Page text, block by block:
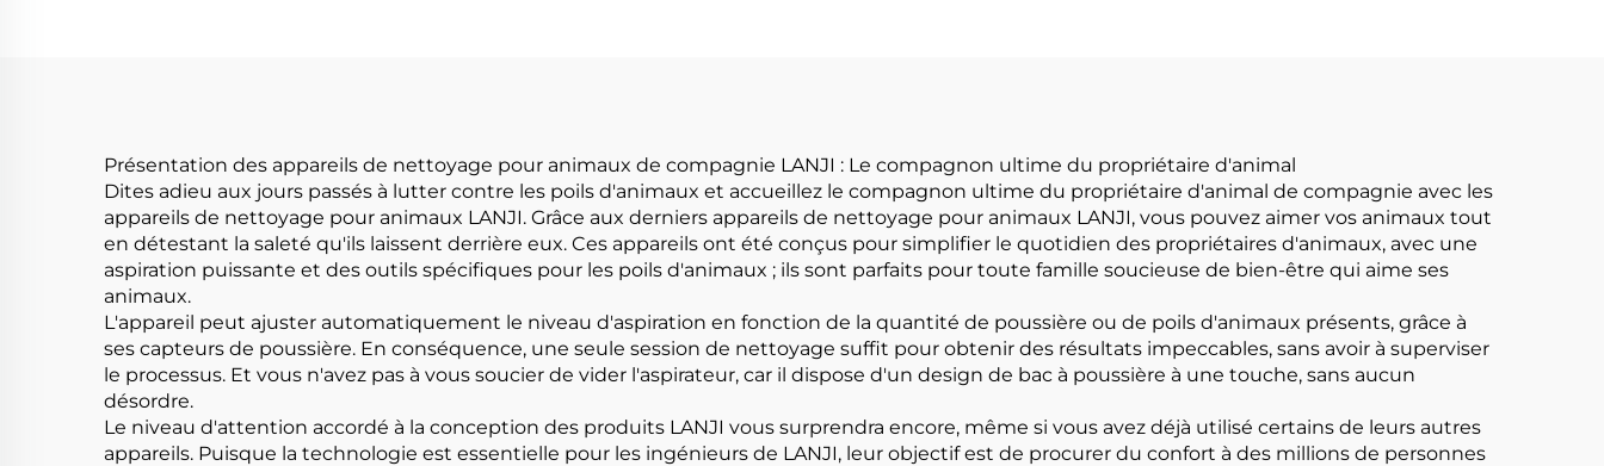
Présentation des appareils de nettoyage pour animaux de compagnie LANJI : Le compagnon ultime du propriétaire d'animal
Dites adieu aux jours passés à lutter contre les poils d'animaux et accueillez le compagnon ultime du propriétaire d'animal de compagnie avec les
appareils de nettoyage pour animaux LANJI. Grâce aux derniers appareils de nettoyage pour animaux LANJI, vous pouvez aimer vos animaux tout
en détestant la saleté qu'ils laissent derrière eux. Ces appareils ont été conçus pour simplifier le quotidien des propriétaires d'animaux, avec une
aspiration puissante et des outils spécifiques pour les poils d'animaux ; ils sont parfaits pour toute famille soucieuse de bien-être qui aime ses
animaux.
L'appareil peut ajuster automatiquement le niveau d'aspiration en fonction de la quantité de poussière ou de poils d'animaux présents, grâce à
ses capteurs de poussière. En conséquence, une seule session de nettoyage suffit pour obtenir des résultats impeccables, sans avoir à superviser
le processus. Et vous n'avez pas à vous soucier de vider l'aspirateur, car il dispose d'un design de bac à poussière à une touche, sans aucun
désordre.
Le niveau d'attention accordé à la conception des produits LANJI vous surprendra encore, même si vous avez déjà utilisé certains de leurs autres
appareils. Puisque la technologie est essentielle pour les ingénieurs de LANJI, leur objectif est de procurer du confort à des millions de personnes